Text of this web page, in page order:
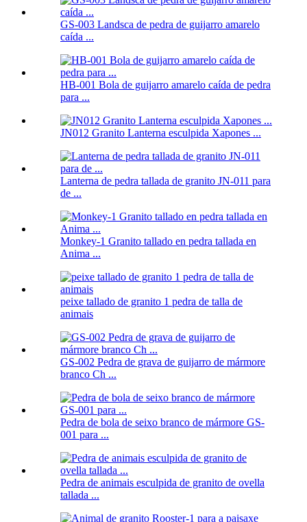
GS-003 Landsca de pedra de guijarro amarelo
caída ...
HB-001 Bola de guijarro amarelo caída de pedra
para ...
JN012 Granito Lanterna esculpida Xapones ...
Lanterna de pedra tallada de granito JN-011 para
de ...
Monkey-1 Granito tallado en pedra tallada en
Anima ...
peixe tallado de granito 1 pedra de talla de
animais
GS-002 Pedra de grava de guijarro de mármore
branco Ch ...
Pedra de bola de seixo branco de mármore GS-
001 para ...
Pedra de animais esculpida de granito de ovella
tallada ...